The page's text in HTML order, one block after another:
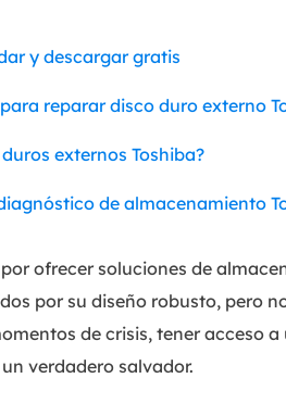
y descargar gratis
reparar disco duro externo
externos Toshiba?
de almacenamiento
ofrecer soluciones de
por su diseño robusto, pero
de crisis, tener acceso a
verdadero salvador.